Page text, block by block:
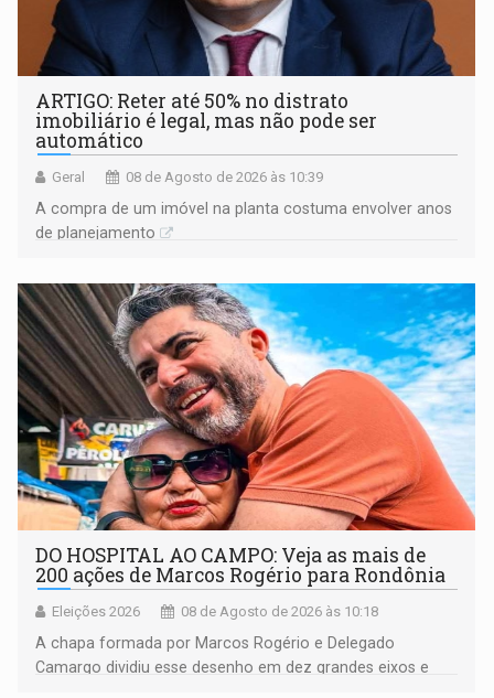
ARTIGO: Reter até 50% no distrato
imobiliário é legal, mas não pode ser
automático
Geral 08 de Agosto de 2026 às 10:39
A compra de um imóvel na planta costuma envolver anos
de planejamento
DO HOSPITAL AO CAMPO: Veja as mais de
200 ações de Marcos Rogério para Rondônia
Eleições 2026 08 de Agosto de 2026 às 10:18
A chapa formada por Marcos Rogério e Delegado
Camargo dividiu esse desenho em dez grandes eixos e